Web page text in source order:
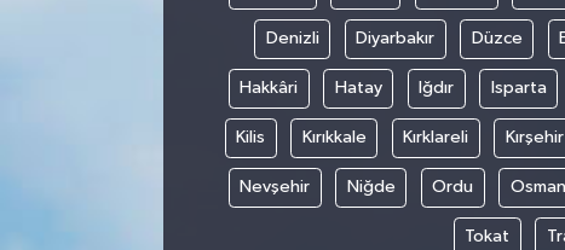
Denizli Diyarbakır Düzce
Hakkâri Hatay Iğdır Isparta
Kilis Kırıkkale Kırklareli Kırşehir
Nevşehir Niğde Ordu
Tokat